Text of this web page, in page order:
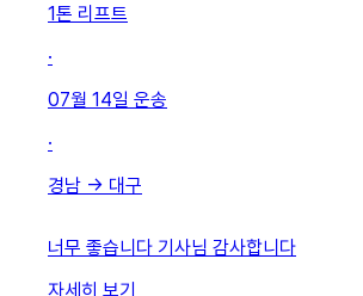
1톤 리프트
·
07월 14일 운송
·
경남 → 대구
너무 좋습니다 기사님 감사합니다
자세히 보기